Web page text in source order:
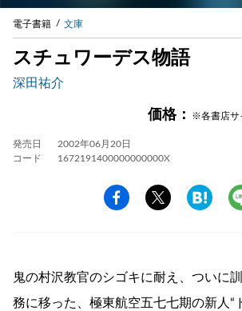
電子書籍 文庫
スチュワーデス物語
深田祐介
価格： ※各書店サ
発売日
2002年06月20日
コード
1672191400000000000X
鬼の村沢教官のシゴキに耐え、ついに
務に移った、極東航空五七七期の新人“